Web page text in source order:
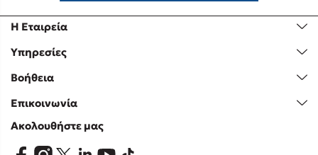
Η Εταιρεία
Υπηρεσίες
Βοήθεια
Επικοινωνία
Ακολουθήστε μας